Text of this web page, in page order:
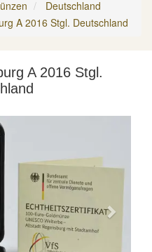
Deutschland
A 2016 Stgl. Deutschland
A 2016 Stgl.
Next